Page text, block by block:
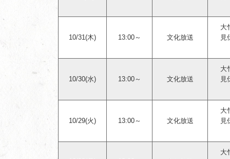
10/31(木) 13:00～ 文化放送
大
見
10/30(水) 13:00～ 文化放送
大
見
10/29(火) 13:00～ 文化放送
大
見
大